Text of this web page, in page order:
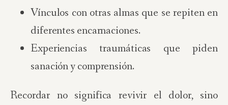
Vínculos con otras almas que se repiten en
diferentes encarnaciones.
Experiencias traumáticas que piden
sanación y comprensión.
Recordar no significa revivir el dolor, sino